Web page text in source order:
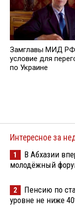
Замглавы МИД РФ
условие для
по Украине
Интересное за
1
В Абхазии
молодёжный
2
Пенсию по
уровне не ниже